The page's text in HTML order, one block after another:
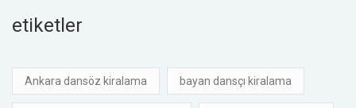
etiketler
Ankara dansöz kiralama bayan dansçı kiralama